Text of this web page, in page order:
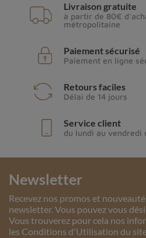
Livraison gratuite
à partir de 80€
métropolitaine
Paiement sécurisé
Paiement en ligne
Retours faciles
Délai de 14 jours
Service client
du lundi au vendredi
Newsletter
Recevez nos promos et
newsletter. Vous pouvez vous
Vous trouverez pour cela nos
les Conditions d'Utilisation du